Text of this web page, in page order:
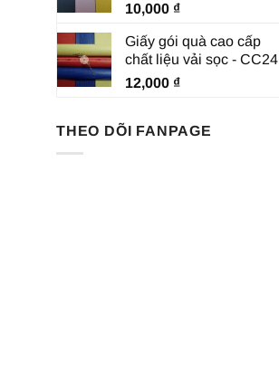
10,000 ₫
Giấy gói quà cao cấp
chất liệu vải sọc - CC24
12,000 ₫
THEO DÕI FANPAGE